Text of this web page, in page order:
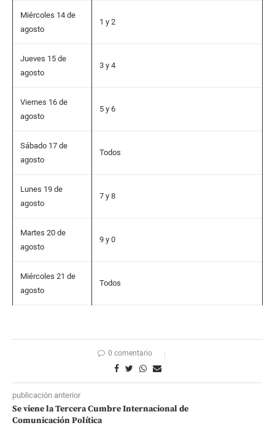
Miércoles 14 de
agosto
1 y 2
Jueves 15 de
agosto
3 y 4
Viernes 16 de
agosto
5 y 6
Sábado 17 de
agosto
Todos
Lunes 19 de
agosto
7 y 8
Martes 20 de
agosto
9 y 0
Miércoles 21 de
agosto
Todos
0 comentario
publicación anterior
Se viene la Tercera Cumbre Internacional de
Comunicación Política